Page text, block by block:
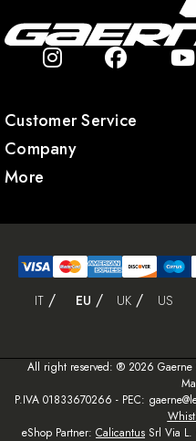
Customer Service
Company
More
IT EU UK US
All right reserved: ® 2026 Gaerne
P.IVA 01833670266 - PEC:
W
eShop Partner: Calicantus Srl Via L.